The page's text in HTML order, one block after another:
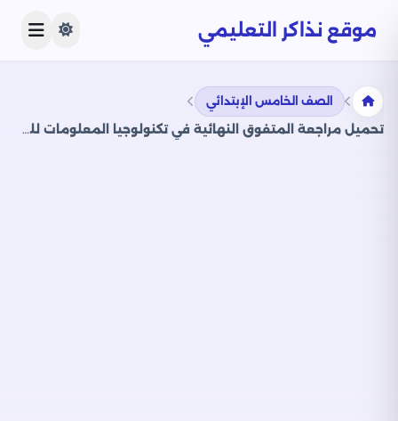
موقع نذاكر التعليمي
الصف الخامس الإبتدائي
تحميل مراجعة المتفوق النهائية في تكنولوجيا المعلومات للصف الخامس الابتدائي الفصل الدراسي الثاني